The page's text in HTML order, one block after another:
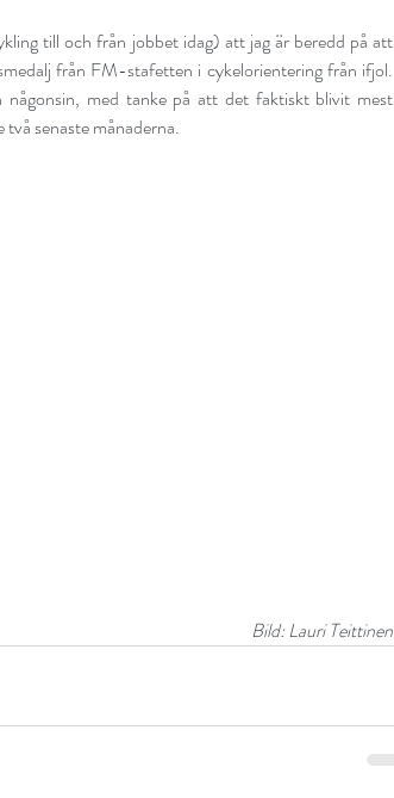
till och från jobbet idag) att jag är beredd på att
från FM-stafetten i cykelorientering från ifjol.
någonsin, med tanke på att det faktiskt blivit mest
två senaste månaderna.
Bild: Lauri Teittinen